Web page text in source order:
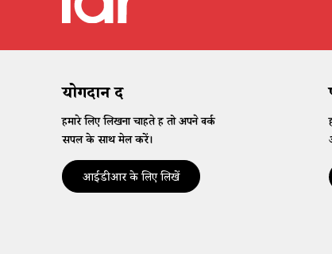
योगदान दें
हमारे लिए लिखना चाहते हैं तो अपने वर्क
सैंपल के साथ मेल करें।
आईडीआर के लिए लिखें